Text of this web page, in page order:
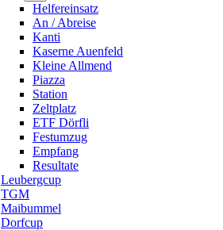
Helfereinsatz
An / Abreise
Kanti
Kaserne Auenfeld
Kleine Allmend
Piazza
Station
Zeltplatz
ETF Dörfli
Festumzug
Empfang
Resultate
Leubergcup
TGM
Maibummel
Dorfcup